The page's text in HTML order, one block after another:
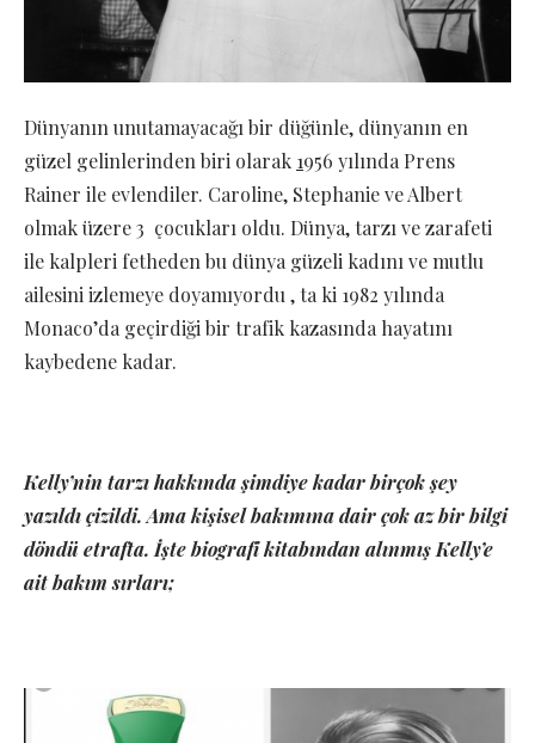
Dünyanın unutamayacağı bir düğünle, dünyanın en
güzel gelinlerinden biri olarak 1956 yılında Prens
Rainer ile evlendiler. Caroline, Stephanie ve Albert
olmak üzere 3 çocukları oldu. Dünya, tarzı ve zarafeti
ile kalpleri fetheden bu dünya güzeli kadını ve mutlu
ailesini izlemeye doyamıyordu , ta ki 1982 yılında
Monaco’da geçirdiği bir trafik kazasında hayatını
kaybedene kadar.
Kelly’nin tarzı hakkında şimdiye kadar birçok şey
yazıldı çizildi. Ama kişisel bakımına dair çok az bir bilgi
döndü etrafta. İşte biografi kitabından alınmış Kelly’e
ait bakım sırları;